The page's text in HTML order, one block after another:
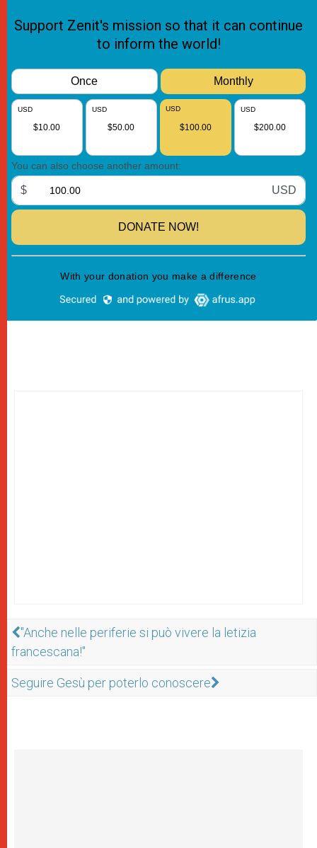
"Anche nelle periferie si può vivere la letizia
francescana!"
Seguire Gesù per poterlo conoscere